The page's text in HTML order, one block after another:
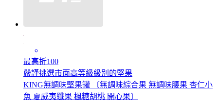
最高折100
嚴謹挑選市面高等級級別的堅果
KING無調味堅果罐 〔無調味綜合果 無調味腰果 杏仁小
魚 夏威夷纖果 楓糖胡桃 開心果〕